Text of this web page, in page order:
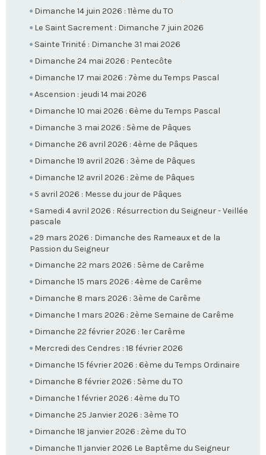
Dimanche 14 juin 2026 : 11ème du TO
Le Saint Sacrement : Dimanche 7 juin 2026
Sainte Trinité : Dimanche 31 mai 2026
Dimanche 24 mai 2026 : Pentecôte
Dimanche 17 mai 2026 : 7ème du Temps Pascal
Ascension : jeudi 14 mai 2026
Dimanche 10 mai 2026 : 6ème du Temps Pascal
Dimanche 3 mai 2026 : 5ème de Pâques
Dimanche 26 avril 2026 : 4ème de Pâques
Dimanche 19 avril 2026 : 3ème de Pâques
Dimanche 12 avril 2026 : 2ème de Pâques
5 avril 2026 : Messe du jour de Pâques
Samedi 4 avril 2026 : Résurrection du Seigneur - Veillée
pascale
29 mars 2026 : Dimanche des Rameaux et de la
Passion du Seigneur
Dimanche 22 mars 2026 : 5ème de Carême
Dimanche 15 mars 2026 : 4ème de Carême
Dimanche 8 mars 2026 : 3ème de Carême
Dimanche 1 mars 2026 : 2ème Semaine de Carême
Dimanche 22 février 2026 : 1er Carême
Mercredi des Cendres : 18 février 2026
Dimanche 15 février 2026 : 6ème du Temps Ordinaire
Dimanche 8 février 2026 : 5ème du TO
Dimanche 1 février 2026 : 4ème du TO
Dimanche 25 Janvier 2026 : 3ème TO
Dimanche 18 janvier 2026 : 2ème du TO
Dimanche 11 janvier 2026 Le Baptême du Seigneur